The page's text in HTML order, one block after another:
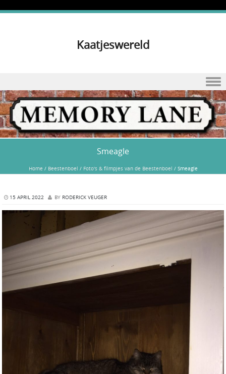
Kaatjeswereld
Skip to content
Smeagle
Home / Beestenboel / Foto's & filmpjes van de Beestenboel /Smeagle
15 APRIL 2022 BY RODERICK VEUGER